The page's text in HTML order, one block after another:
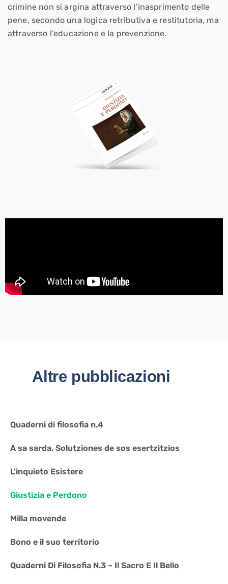
crimine non si argina attraverso l’inasprimento delle
pene, secondo una logica retributiva e restitutoria, ma
attraverso l’educazione e la prevenzione.
Altre pubblicazioni
Quaderni di filosofia n.4
A sa sarda. Solutziones de sos esertzìtzios
L’inquieto Esistere
Giustizia e Perdono
Milla movende
Bono e il suo territorio
Quaderni Di Filosofia N.3 – Il Sacro E Il Bello